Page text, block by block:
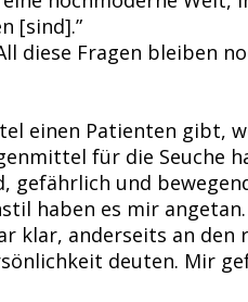
[sind].”
diese Fragen bleiben
einen Patienten
für die Seuche
und
haben es mir angetan.
klar, anderseits an
deuten. Mir